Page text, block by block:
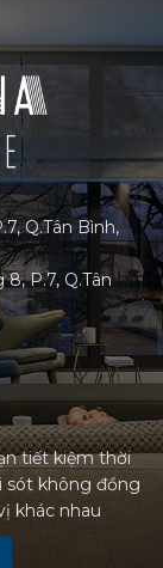
Q.Tân Bình,
P.7, Q.Tân
tiết kiệm thời
sót không đồng
khác nhau